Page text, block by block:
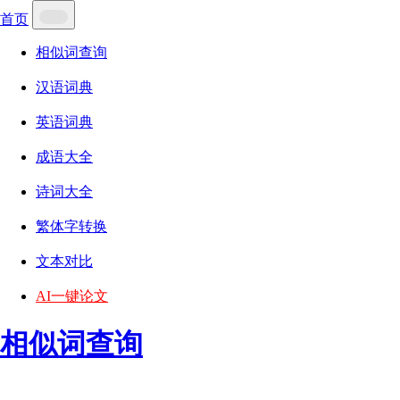
首页
相似词查询
汉语词典
英语词典
成语大全
诗词大全
繁体字转换
文本对比
AI一键论文
相似词查询